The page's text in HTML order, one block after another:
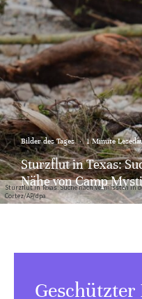
Sturzflut in Texas: Suche nach Vermissten in
Cortez/AP/dpa
Bilder des Tages · 1 Minute
Sturzflut in Texas:
Nähe von Camp